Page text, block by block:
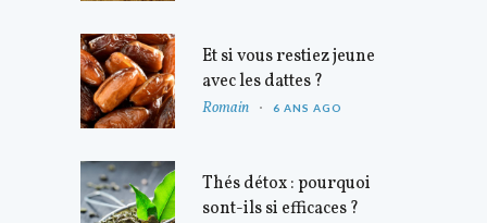
Et si vous restiez jeune
avec les dattes ?
Romain 6 ANS AGO
Thés détox : pourquoi
sont-ils si efficaces ?